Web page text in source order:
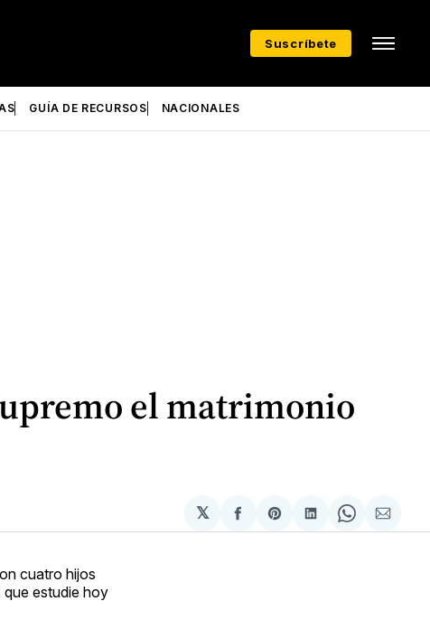
Suscríbete
GUÍA DE RECURSOS NACIONALES
el matrimonio
𝕏
Compartir
en
Share
on
Compartir
en
Share
on
via
cuatro hijos
que estudie hoy